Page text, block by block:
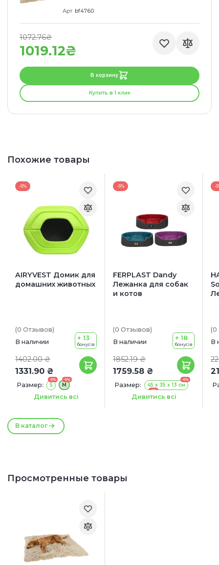
Арт bf4760
1019.12₴
1072.76₴
В корзину
Купить в 1 клик
Похожие товары
В каталог
-5%
AIRYVEST Домик для
домашних животных
(0 Отзывов)
В наличии
1402.00 ₴
1331.90 ₴
+ 13
бонусів
Размер:
-5%
S
-5%
М
Цвет:
Голубой
Дивитись всі
-5%
FERPLAST Dandy
Лежанка для собак
и котов
(0 Отзывов)
В наличии
1852.19 ₴
1759.58 ₴
+ 18
бонусів
Размер:
-5%
45 x 35 x 13 см
-5%
55 x 41 x 15 см
-5%
Дивитись всі
-
(0
В
Просмотренные товары